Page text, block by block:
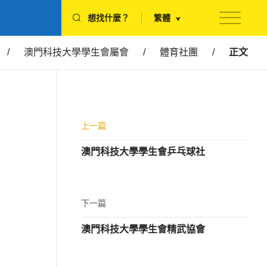
想找什麼？ 繁體
/ 澳門科技大學學生會屬會 / 體育社團 / 正文
上一篇
澳門科技大學學生會乒乓球社
下一篇
澳門科技大學學生會精武協會